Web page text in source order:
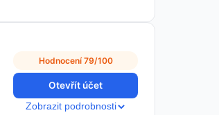
Hodnocení 79/100
Otevřít účet
Zobrazit podrobnosti